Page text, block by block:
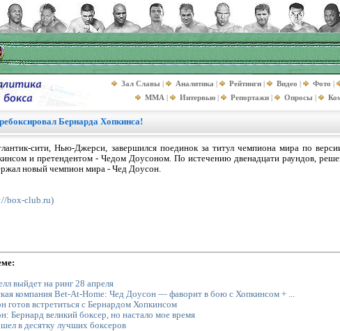
Зал Славы | Аналитика | Рейтинги | Видео | Фото |
MMA | Интервью | Репортажи | Опросы |
Бернарда Хопкинса!
сити, Нью-Джерси, завершился поединок за титул чемпиона мира по
и претендентом - Чедом Доусоном. По истечению двенадцати раундов,
новый чемпион мира - Чед Доусон.
box-club.ru)
выйдет на ринг 28 апреля
компания Bet-At-Home: Чед Доусон — фаворит в бою с Хопкинсом + ...
готов встретиться с Бернардом Хопкинсом
Бернард великий боксер, но настало мое время
в десятку лучших боксеров